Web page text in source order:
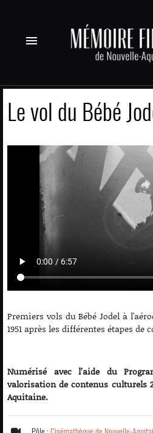
menu
Le vol du Bébé
Premiers vols du Bébé Jodel à
1951 après les différentes étapes de
Numérisé avec l’aide du
valorisation de contenus culturels
Aquitaine.